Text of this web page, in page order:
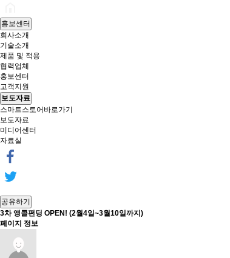
홍보센터
회사소개
기술소개
제품 및 적용
협력업체
홍보센터
고객지원
보도자료
스마트스토어바로가기
보도자료
미디어센터
자료실
공유하기
3차 앵콜펀딩 OPEN! (2월4일~3월10일까지)
페이지 정보